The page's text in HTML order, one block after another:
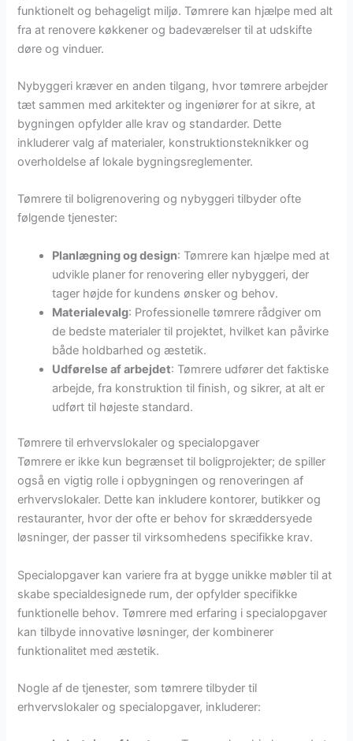
funktionelt og behageligt miljø. Tømrere kan hjælpe med alt
fra at renovere køkkener og badeværelser til at udskifte
døre og vinduer.
Nybyggeri kræver en anden tilgang, hvor tømrere arbejder
tæt sammen med arkitekter og ingeniører for at sikre, at
bygningen opfylder alle krav og standarder. Dette
inkluderer valg af materialer, konstruktionsteknikker og
overholdelse af lokale bygningsreglementer.
Tømrere til boligrenovering og nybyggeri tilbyder ofte
følgende tjenester:
Planlægning og design: Tømrere kan hjælpe med at
udvikle planer for renovering eller nybyggeri, der
tager højde for kundens ønsker og behov.
Materialevalg: Professionelle tømrere rådgiver om
de bedste materialer til projektet, hvilket kan påvirke
både holdbarhed og æstetik.
Udførelse af arbejdet: Tømrere udfører det faktiske
arbejde, fra konstruktion til finish, og sikrer, at alt er
udført til højeste standard.
Tømrere til erhvervslokaler og specialopgaver
Tømrere er ikke kun begrænset til boligprojekter; de spiller
også en vigtig rolle i opbygningen og renoveringen af
erhvervslokaler. Dette kan inkludere kontorer, butikker og
restauranter, hvor der ofte er behov for skræddersyede
løsninger, der passer til virksomhedens specifikke krav.
Specialopgaver kan variere fra at bygge unikke møbler til at
skabe specialdesignede rum, der opfylder specifikke
funktionelle behov. Tømrere med erfaring i specialopgaver
kan tilbyde innovative løsninger, der kombinerer
funktionalitet med æstetik.
Nogle af de tjenester, som tømrere tilbyder til
erhvervslokaler og specialopgaver, inkluderer: